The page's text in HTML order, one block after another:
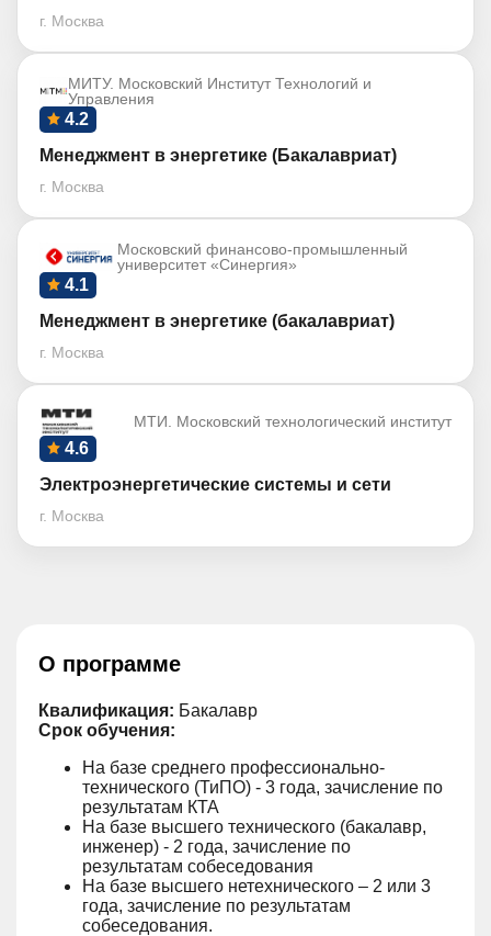
г. Москва
МИТУ. Московский Институт Технологий и
Управления
4.2
Менеджмент в энергетике (Бакалавриат)
г. Москва
Московский финансово-промышленный
университет «Синергия»
4.1
Менеджмент в энергетике (бакалавриат)
г. Москва
МТИ. Московский технологический институт
4.6
Электроэнергетические системы и сети
г. Москва
О программе
Квалификация: Бакалавр
Срок обучения:
На базе среднего профессионально-
технического (ТиПО) - 3 года, зачисление по
результатам КТА
На базе высшего технического (бакалавр,
инженер) - 2 года, зачисление по
результатам собеседования
На базе высшего нетехнического – 2 или 3
года, зачисление по результатам
собеседования.